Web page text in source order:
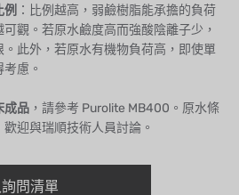
：比例越高，弱鹼樹脂能承擔的負荷
觀。若原水鹼度高而強酸陰離子少，
此外，若原水有機物負荷高，即使單
慮。
成品 ，請參考 Purolite MB400 。原水條
迎與瑞順技術人員討論。
問清單